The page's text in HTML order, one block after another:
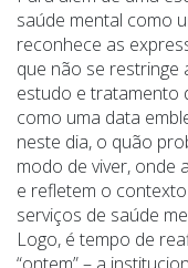
saúde mental como
reconhece as
que não se restringe
estudo e tratamento
como uma data
neste dia, o quão
modo de viver, onde
e refletem o
serviços de saúde
Logo, é tempo de